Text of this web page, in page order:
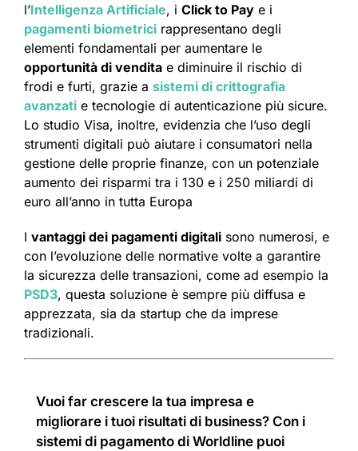
l’Intelligenza Artificiale, i Click to Pay e i
pagamenti biometrici rappresentano degli
elementi fondamentali per aumentare le
opportunità di vendita e diminuire il rischio di
frodi e furti, grazie a sistemi di crittografia
avanzati e tecnologie di autenticazione più sicure.
Lo studio Visa, inoltre, evidenzia che l’uso degli
strumenti digitali può aiutare i consumatori nella
gestione delle proprie finanze, con un potenziale
aumento dei risparmi tra i 130 e i 250 miliardi di
euro all’anno in tutta Europa
I vantaggi dei pagamenti digitali sono numerosi, e
con l’evoluzione delle normative volte a garantire
la sicurezza delle transazioni, come ad esempio la
PSD3, questa soluzione è sempre più diffusa e
apprezzata, sia da startup che da imprese
tradizionali.
Vuoi far crescere la tua impresa e
migliorare i tuoi risultati di business? Con i
sistemi di pagamento di Worldline puoi